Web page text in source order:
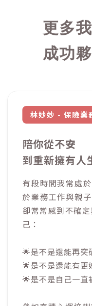
更多
成功
林妙妙 - 保險業
陪你從不安
到重新擁有人
有段時間我常處
於業務工作與親
卻常常感到不確
己：
🌟是不是還能再突
🌟是不是還能有更
🌟是不是自己一直